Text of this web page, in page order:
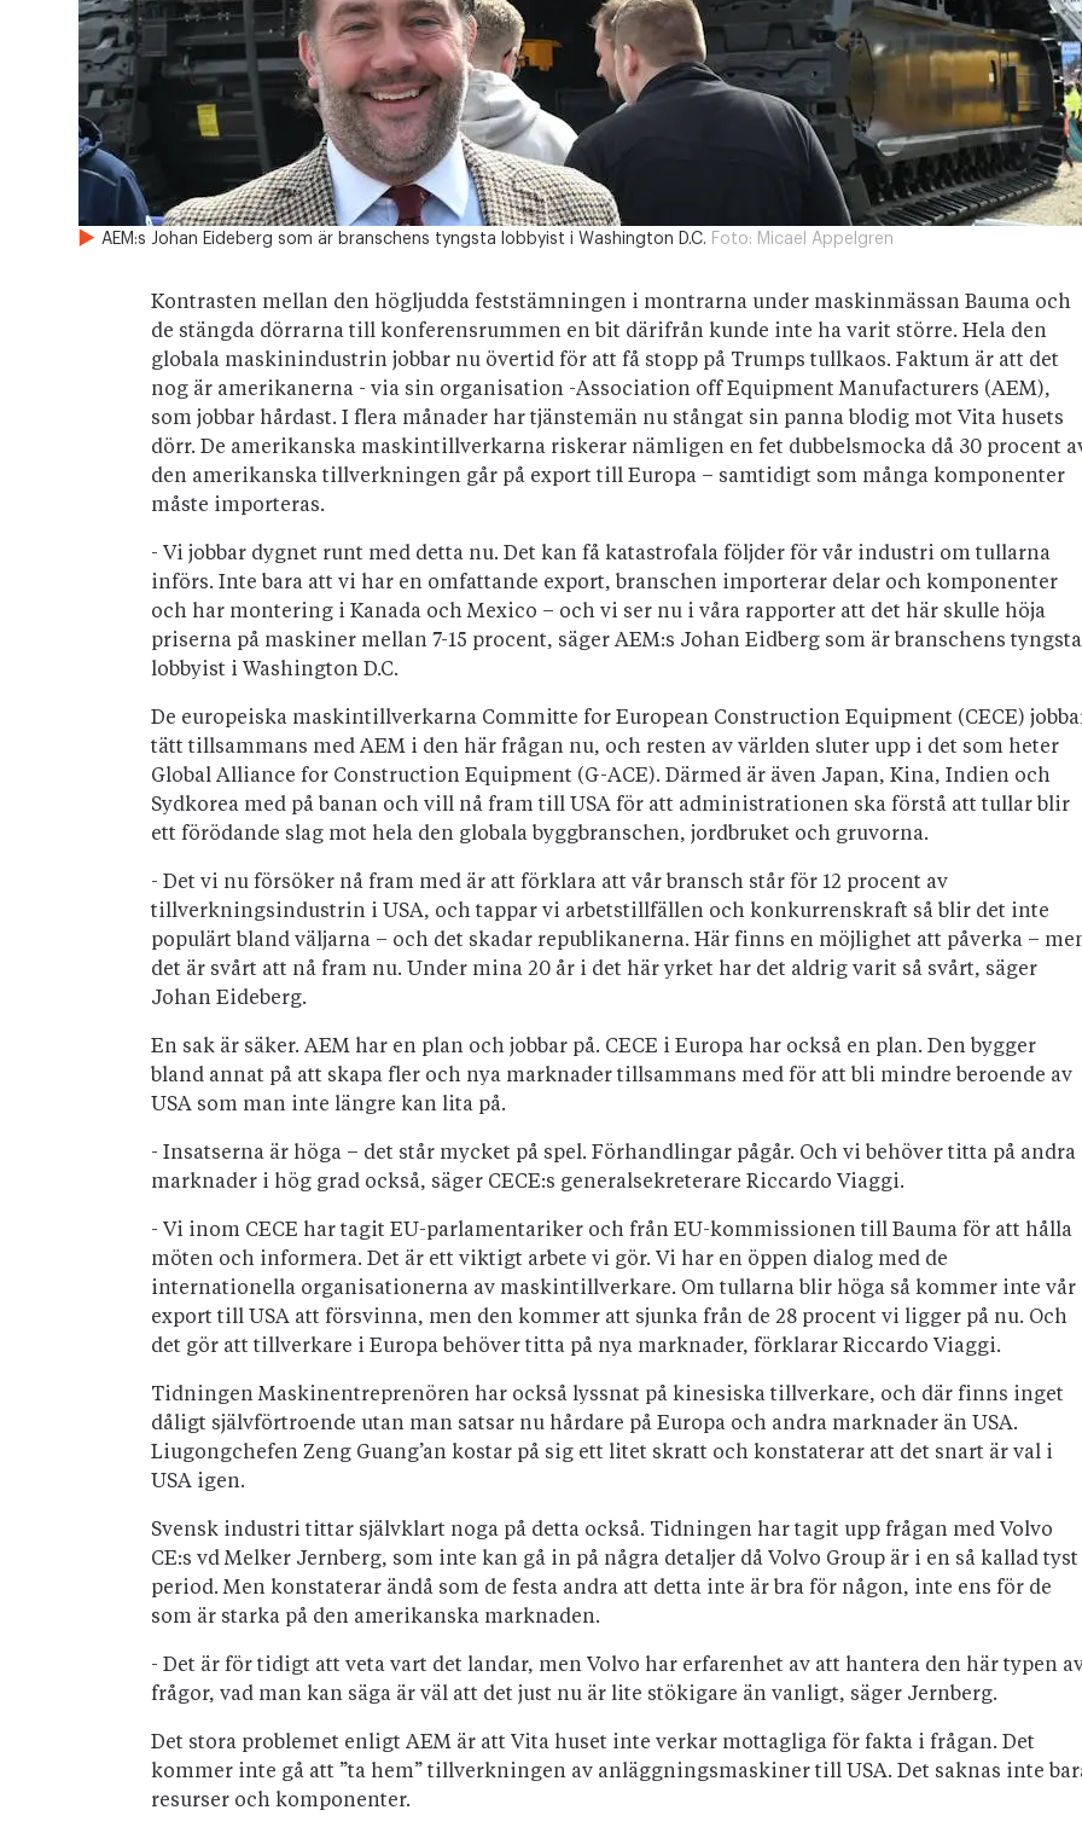
AEM:s Johan Eideberg som är branschens tyngsta lobbyist i Washington D.C. Foto: Micael Appelgren
Kontrasten mellan den högljudda feststämningen i montrarna under maskinmässan Bauma och
de stängda dörrarna till konferensrummen en bit därifrån kunde inte ha varit större. Hela den
globala maskinindustrin jobbar nu övertid för att få stopp på Trumps tullkaos. Faktum är att det
nog är amerikanerna - via sin organisation -Association off Equipment Manufacturers (AEM),
som jobbar hårdast. I flera månader har tjänstemän nu stångat sin panna blodig mot Vita husets
dörr. De amerikanska maskintillverkarna riskerar nämligen en fet dubbelsmocka då 30 procent
den amerikanska tillverkningen går på export till Europa – samtidigt som många komponenter
måste importeras.
- Vi jobbar dygnet runt med detta nu. Det kan få katastrofala följder för vår industri om tullarna
införs. Inte bara att vi har en omfattande export, branschen importerar delar och komponenter
och har montering i Kanada och Mexico – och vi ser nu i våra rapporter att det här skulle höja
priserna på maskiner mellan 7-15 procent, säger AEM:s Johan Eidberg som är branschens tyngsta
lobbyist i Washington D.C.
De europeiska maskintillverkarna Committe for European Construction Equipment (CECE)
tätt tillsammans med AEM i den här frågan nu, och resten av världen sluter upp i det som heter
Global Alliance for Construction Equipment (G-ACE). Därmed är även Japan, Kina, Indien och
Sydkorea med på banan och vill nå fram till USA för att administrationen ska förstå att tullar blir
ett förödande slag mot hela den globala byggbranschen, jordbruket och gruvorna.
- Det vi nu försöker nå fram med är att förklara att vår bransch står för 12 procent av
tillverkningsindustrin i USA, och tappar vi arbetstillfällen och konkurrenskraft så blir det inte
populärt bland väljarna – och det skadar republikanerna. Här finns en möjlighet att påverka –
det är svårt att nå fram nu. Under mina 20 år i det här yrket har det aldrig varit så svårt, säger
Johan Eideberg.
En sak är säker. AEM har en plan och jobbar på. CECE i Europa har också en plan. Den bygger
bland annat på att skapa fler och nya marknader tillsammans med för att bli mindre beroende av
USA som man inte längre kan lita på.
- Insatserna är höga – det står mycket på spel. Förhandlingar pågår. Och vi behöver titta på andra
marknader i hög grad också, säger CECE:s generalsekreterare Riccardo Viaggi.
- Vi inom CECE har tagit EU-parlamentariker och från EU-kommissionen till Bauma för att hålla
möten och informera. Det är ett viktigt arbete vi gör. Vi har en öppen dialog med de
internationella organisationerna av maskintillverkare. Om tullarna blir höga så kommer inte vår
export till USA att försvinna, men den kommer att sjunka från de 28 procent vi ligger på nu. Och
det gör att tillverkare i Europa behöver titta på nya marknader, förklarar Riccardo Viaggi.
Tidningen Maskinentreprenören har också lyssnat på kinesiska tillverkare, och där finns inget
dåligt självförtroende utan man satsar nu hårdare på Europa och andra marknader än USA.
Liugongchefen Zeng Guang’an kostar på sig ett litet skratt och konstaterar att det snart är val i
USA igen.
Svensk industri tittar självklart noga på detta också. Tidningen har tagit upp frågan med Volvo
CE:s vd Melker Jernberg, som inte kan gå in på några detaljer då Volvo Group är i en så kallad tyst
period. Men konstaterar ändå som de festa andra att detta inte är bra för någon, inte ens för de
som är starka på den amerikanska marknaden.
- Det är för tidigt att veta vart det landar, men Volvo har erfarenhet av att hantera den här typen
frågor, vad man kan säga är väl att det just nu är lite stökigare än vanligt, säger Jernberg.
Det stora problemet enligt AEM är att Vita huset inte verkar mottagliga för fakta i frågan. Det
kommer inte gå att ”ta hem” tillverkningen av anläggningsmaskiner till USA. Det saknas inte
resurser och komponenter.